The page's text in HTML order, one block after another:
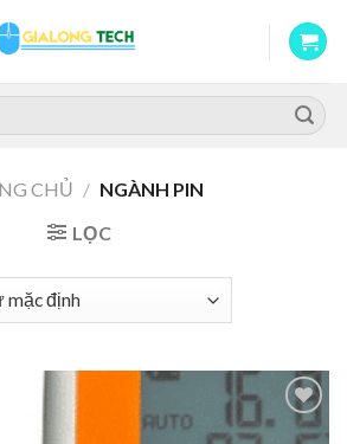
CHỦ / NGÀNH PIN
LỌC
Add to